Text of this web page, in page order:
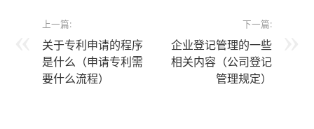
上一篇:
关于专利申请的程序
是什么（申请专利需
要什么流程）
下一篇:
企业登记管理的一些
相关内容（公司登记
管理规定）